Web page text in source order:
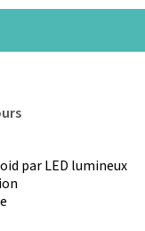
par LED lumineux